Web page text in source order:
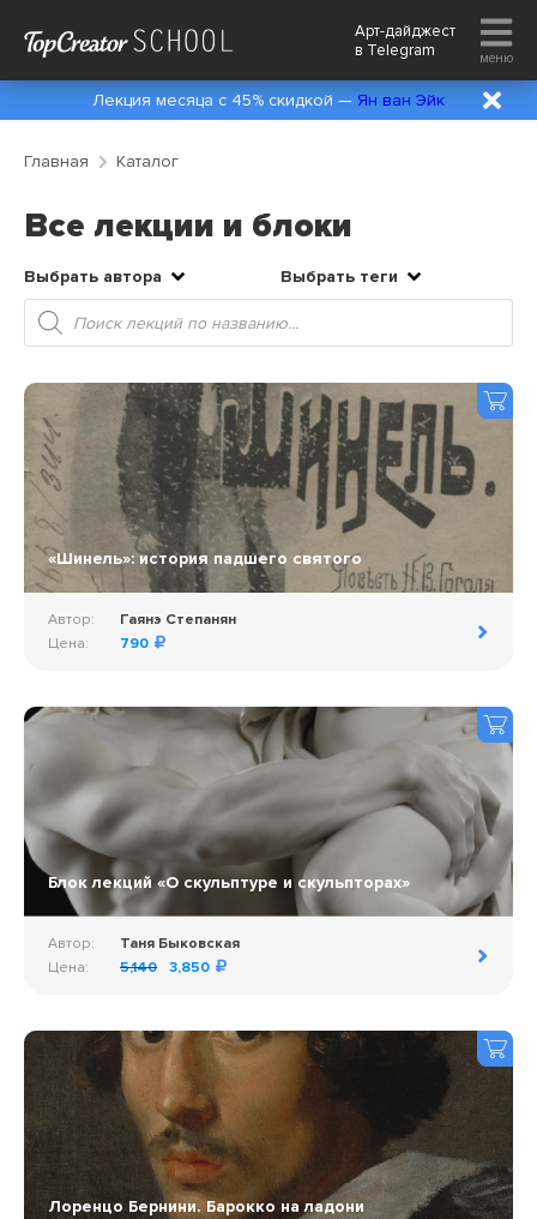
Арт-дайджест
в Telegram меню
Лекция месяца с 45% скидкой — Ян ван Эйк
Главная Каталог
Все лекции и блоки
Выбрать автора
Выбрать теги
Поиск
товаров
«Шинель»: история падшего святого
Автор:
Гаянэ Степанян
Цена:
790
Блок лекций «О скульптуре и скульпторах»
Автор:
Таня Быковская
Цена:
5,140 3,850
Лоренцо Бернини. Барокко на ладони